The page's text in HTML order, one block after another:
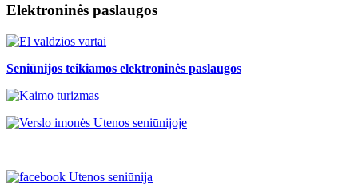
Elektroninės paslaugos
Seniūnijos teikiamos elektroninės paslaugos
Utenos seniūnija